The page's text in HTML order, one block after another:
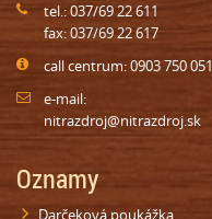
tel.: 037/69 22 611
fax: 037/69 22 617
call centrum: 0903 750 051
e-mail:
nitrazdroj@nitrazdroj.sk
Oznamy
Darčeková poukážka